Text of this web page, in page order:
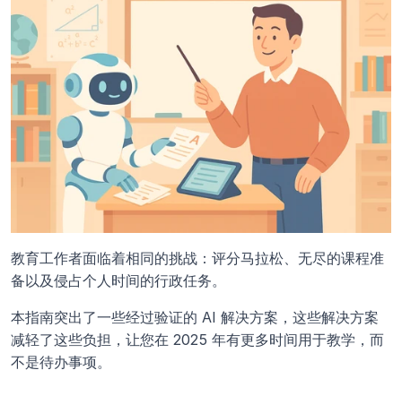
教育工作者面临着相同的挑战：评分马拉松、无尽的课程准
备以及侵占个人时间的行政任务。
本指南突出了一些经过验证的 AI 解决方案，这些解决方案
减轻了这些负担，让您在 2025 年有更多时间用于教学，而
不是待办事项。